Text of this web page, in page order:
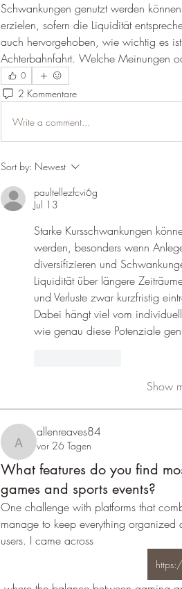
Schwankungen genutzt werden
erzielen, sofern die Liquidität
auch hervorgehoben, wie wichtig es
Achterbahnfahrt. Welche Meinungen
0
2 Kommentare
Write a comment...
Sort by: Newest
paultellezfcvi6g
Jul 13
Starke Kursschwankungen
werden, besonders wenn
diversifizieren und
Liquidität über längere
und Verluste zwar kurzfristig
Dabei hängt viel vom
wie genau diese Potenziale
Show
allenreaves84
allenreaves84
vor 26 Tagen
What features do you find
games and sports events?
One challenge with platforms that
manage to keep everything
users. I came across